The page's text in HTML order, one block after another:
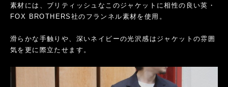
素材には、ブリティッシュなこのジャケットに相性の良い英・
FOX BROTHERS社のフランネル素材を使用。
滑らかな手触りや、深いネイビーの光沢感はジャケットの雰囲
気を更に際立たせます。